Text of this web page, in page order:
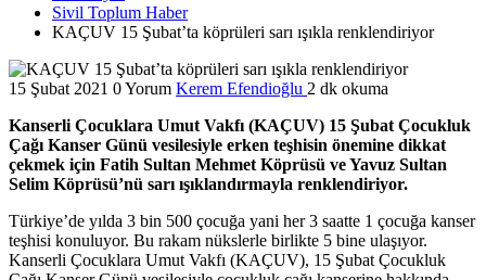
Sivil Toplum Haber
KAÇUV 15 Şubat’ta köprüleri sarı ışıkla renklendiriyor
15 Şubat 2021 0 Yorum Kerem Efendioğlu 2 dk okuma
Kanserli Çocuklara Umut Vakfı (KAÇUV) 15 Şubat Çocukluk
Çağı Kanser Günü vesilesiyle erken teşhisin önemine dikkat
çekmek için Fatih Sultan Mehmet Köprüsü ve Yavuz Sultan
Selim Köprüsü’nü sarı ışıklandırmayla renklendiriyor.
Türkiye’de yılda 3 bin 500 çocuğa yani her 3 saatte 1 çocuğa kanser
teşhisi konuluyor. Bu rakam nükslerle birlikte 5 bine ulaşıyor.
Kanserli Çocuklara Umut Vakfı (KAÇUV), 15 Şubat Çocukluk